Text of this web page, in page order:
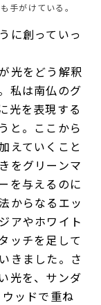
手がけている。
に創っていっ
光をどう解釈
私は南仏のグ
光を表現する
と。ここから
えていくこと
をグリーンマ
を与えるのに
からなるエッ
アやホワイト
ッチを足して
きました。さ
光を、サンダ
ッドで重ね